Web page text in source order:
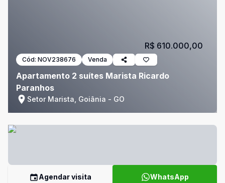
Cód: NOV238676 Venda
Apartamento 2 suítes Marista Ricardo
Paranhos
Setor Marista, Goiânia - GO
R$ 610.000,00
Agendar visita WhatsApp